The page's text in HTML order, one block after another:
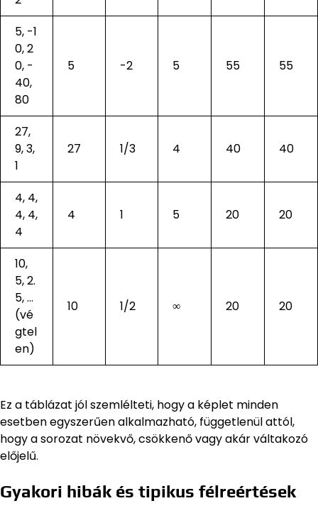
5, -1
0, 2
0, -
40,
80
5 -2 5 55 55
27,
9, 3,
1
27 1/3 4 40 40
4, 4,
4, 4,
4
4 1 5 20 20
10,
5, 2.
5, …
(vé
gtel
en)
10 1/2 ∞ 20 20
Ez a táblázat jól szemlélteti, hogy a képlet minden
esetben egyszerűen alkalmazható, függetlenül attól,
hogy a sorozat növekvő, csökkenő vagy akár váltakozó
előjelű.
Gyakori hibák és tipikus félreértések